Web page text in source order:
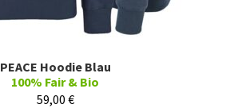
PEACE Hoodie Blau
100% Fair & Bio
59,00 €